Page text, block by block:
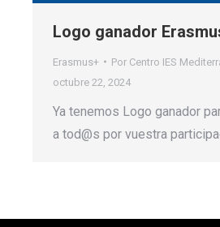
Logo ganador
Erasmus+ Por Centro IES
octubre 22, 2024
Ya tenemos Logo ganador
a tod@s por vuestra